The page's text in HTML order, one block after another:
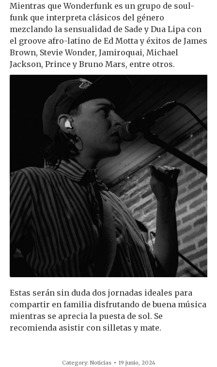
Mientras que Wonderfunk es un grupo de soul-
funk que interpreta clásicos del género
mezclando la sensualidad de Sade y Dua Lipa con
el groove afro-latino de Ed Motta y éxitos de James
Brown, Stevie Wonder, Jamiroquai, Michael
Jackson, Prince y Bruno Mars, entre otros.
Estas serán sin duda dos jornadas ideales para
compartir en familia disfrutando de buena música
mientras se aprecia la puesta de sol. Se
recomienda asistir con silletas y mate.
Category: Noticias 19 junio, 2024